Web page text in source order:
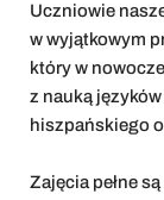
Uczniowie
w wyjątkowym
który w
z nauką
hiszpańskiego
Zajęcia pełne